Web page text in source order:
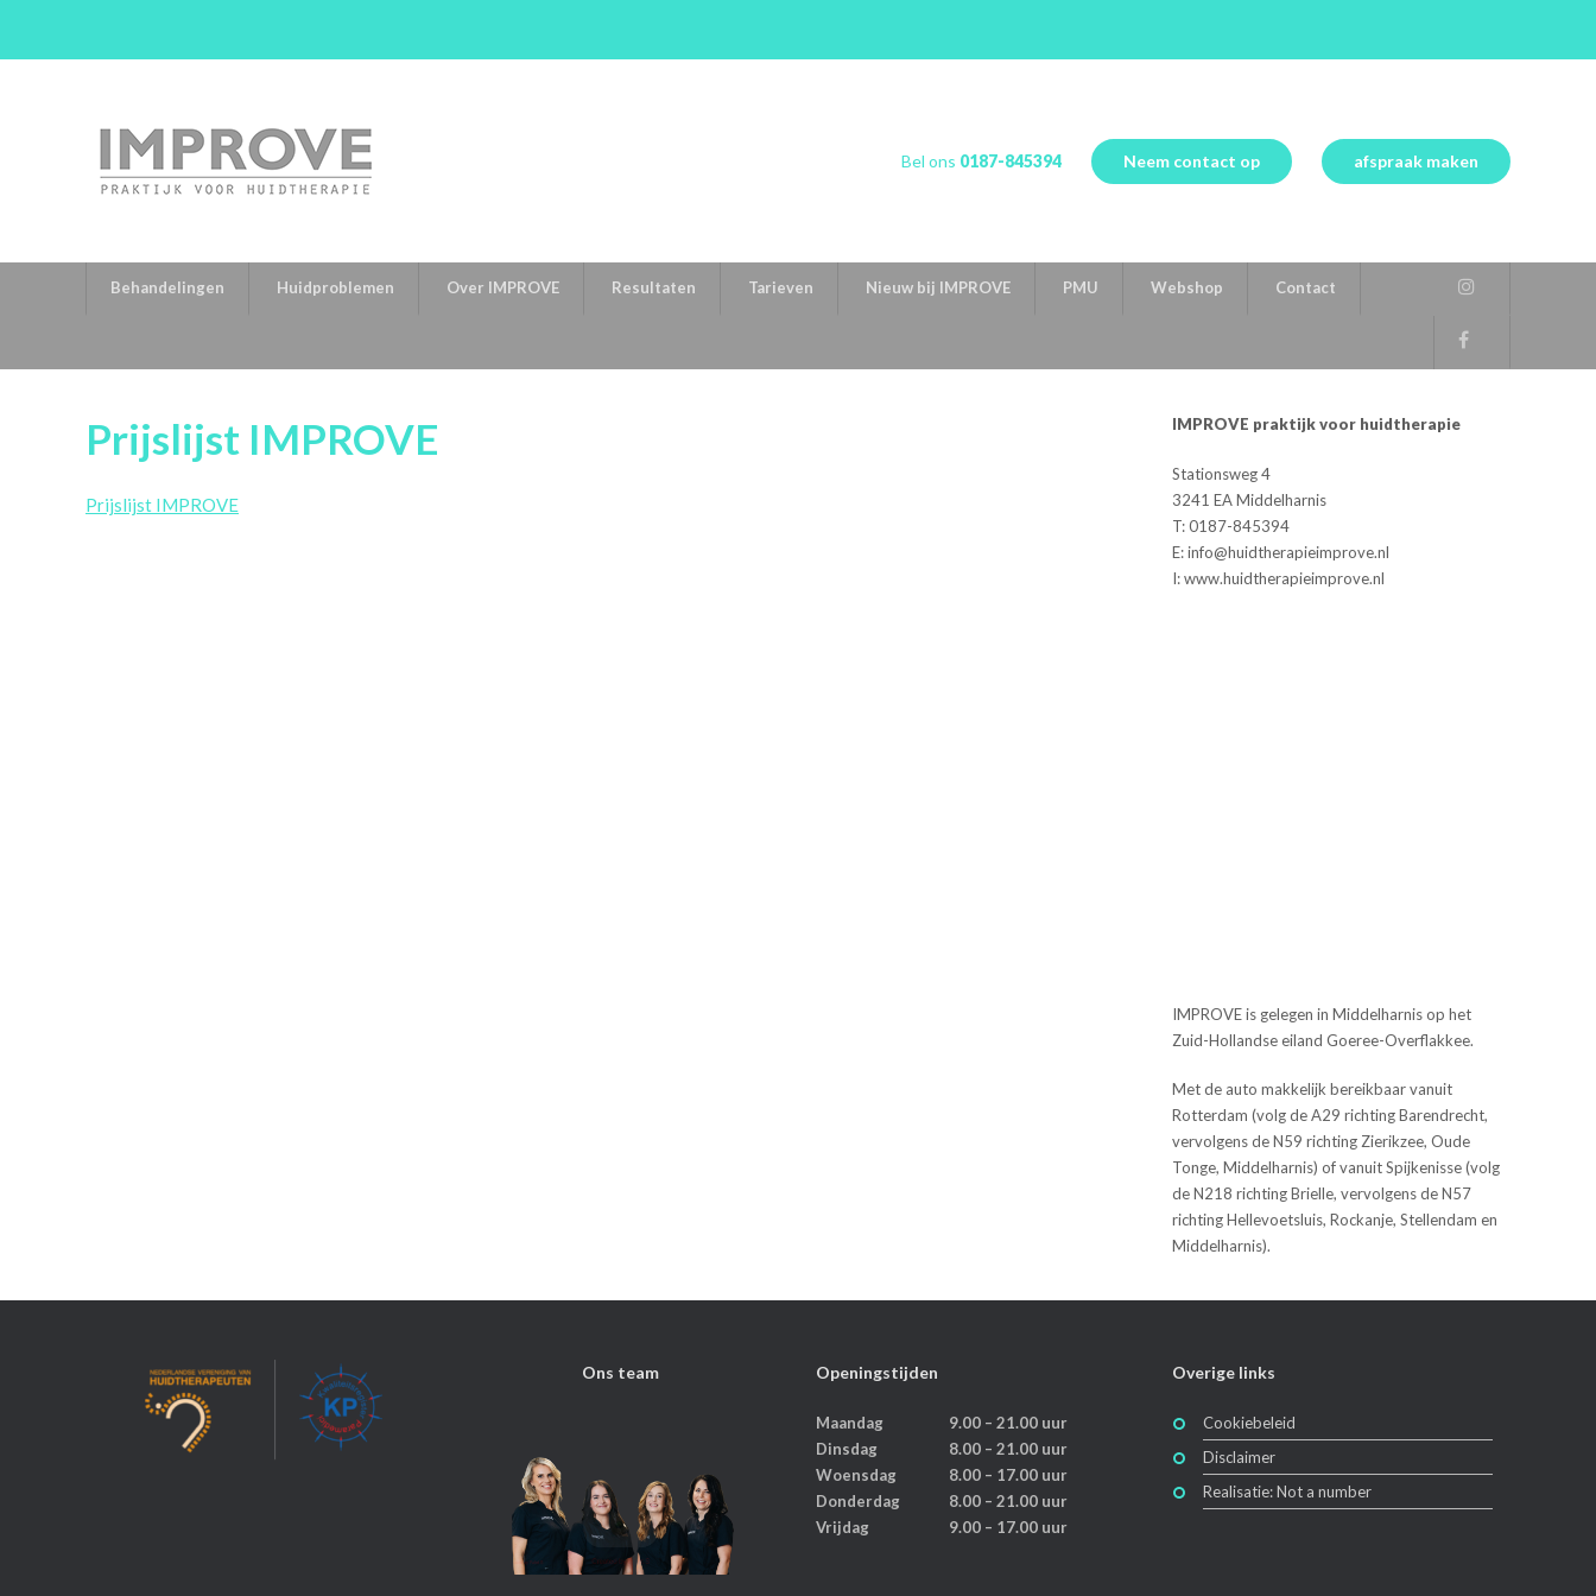
Bel ons 0187-845394 Neem contact op afspraak maken
Behandelingen Huidproblemen Over IMPROVE Resultaten Tarieven Nieuw bij IMPROVE PMU Webshop Contact
Prijslijst IMPROVE
Prijslijst IMPROVE
IMPROVE praktijk voor huidtherapie
Stationsweg 4
3241 EA Middelharnis
T: 0187-845394
E: info@huidtherapieimprove.nl
I: www.huidtherapieimprove.nl
IMPROVE is gelegen in Middelharnis op het
Zuid-Hollandse eiland Goeree-Overflakkee.
Met de auto makkelijk bereikbaar vanuit
Rotterdam (volg de A29 richting Barendrecht,
vervolgens de N59 richting Zierikzee, Oude
Tonge, Middelharnis) of vanuit Spijkenisse (volg
de N218 richting Brielle, vervolgens de N57
richting Hellevoetsluis, Rockanje, Stellendam en
Middelharnis).
Ons team Openingstijden
Maandag
9.00 – 21.00 uur
Dinsdag
8.00 – 21.00 uur
Woensdag
8.00 – 17.00 uur
Donderdag
8.00 – 21.00 uur
Vrijdag
9.00 – 17.00 uur
Overige links
Cookiebeleid
Disclaimer
Realisatie: Not a number